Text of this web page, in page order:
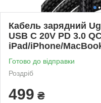
Кабель зарядний
USB C 20V PD 3.0
iPad/iPhone/
Готово до відправки
Роздріб
499 ₴